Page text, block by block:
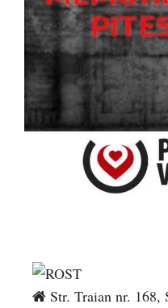
Str. Traian nr. 168,